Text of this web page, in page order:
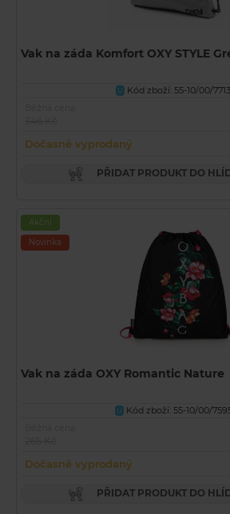
Vak na záda Komfort OXY STYLE
U
Kód zboží: 55-10/00/
Dočasně vyprodaný
PŘIDAT PRODUKT DO
Akční
Novinka
Vak na záda OXY Romantic Nature
U
Kód zboží: 55-10/00/
Dočasně vyprodaný
PŘIDAT PRODUKT DO